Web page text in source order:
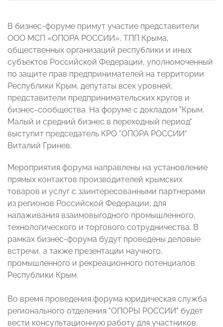
В бизнес-форуме примут участие представители
ООО МСП «ОПОРА РОССИИ», ТПП Крыма,
общественных организаций республики и иных
субъектов Российской Федерации, уполномоченный
по защите прав предпринимателей на территории
Республики Крым, депутаты всех уровней,
представители предпринимательских кругов и
бизнес-сообщества. На форуме с докладом "Крым.
Малый и средний бизнес в переходный период"
выступит председатель КРО "ОПОРА РОССИИ"
Виталий Гринев.
Мероприятия форума направлены на установление
прямых контактов производителей крымских
товаров и услуг с заинтересованными партнерами
из регионов Российской Федерации, для
налаживания взаимовыгодного промышленного,
технологического и торгового сотрудничества. В
рамках бизнес-форума будут проведены деловые
встречи, а также презентации научного,
промышленного и рекреационного потенциалов
Республики Крым.
Во время проведения форума юридическая служба
регионального отделения "ОПОРЫ РОССИИ" будет
вести консультационную работу для участников.